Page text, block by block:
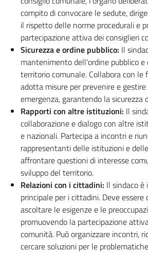
compito di convocare le sedute,
il rispetto delle norme procedurali e
partecipazione attiva dei consiglieri
Sicurezza e ordine pubblico: Il
mantenimento dell'ordine pubblico e
territorio comunale. Collabora con le
adotta misure per prevenire e
emergenza, garantendo la sicurezza
Rapporti con altre istituzioni: Il
collaborazione e dialogo con altre
e nazionali. Partecipa a incontri e
rappresentanti delle istituzioni e
affrontare questioni di interesse
sviluppo del territorio.
Relazioni con i cittadini: Il sindaco
principale per i cittadini. Deve essere
ascoltare le esigenze e le
promuovendo la partecipazione
comunità. Può organizzare incontri,
cercare soluzioni per le